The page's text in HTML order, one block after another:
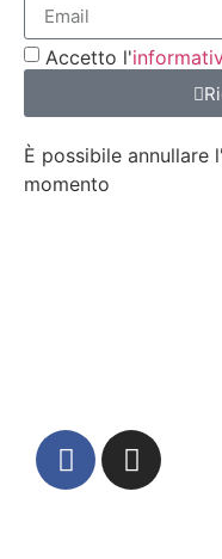
Accetto l'
È possibile annullare
momento